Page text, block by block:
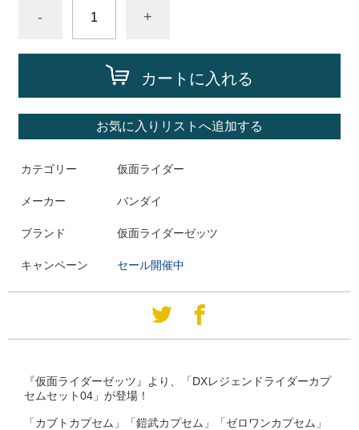
- +
カートに入れる
お気に入りリストへ追加する
カテゴリー 仮面ライダー
メーカー バンダイ
ブランド 仮面ライダーゼッツ
キャンペーン セール開催中
『仮面ライダーゼッツ』より、「DXレジェンドライダーカプ
セムセット04」が登場！
「カブトカプセム」「鎧武カプセム」「ゼロワンカプセム」